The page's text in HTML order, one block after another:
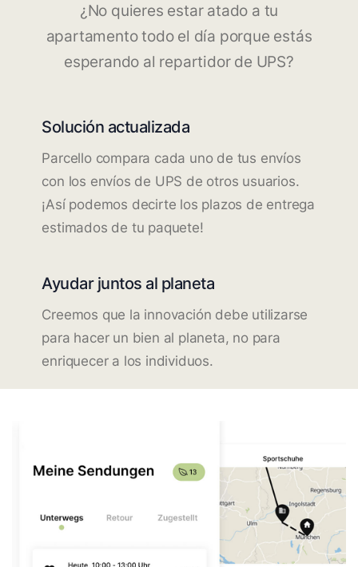
¿No quieres estar atado a tu
apartamento todo el día porque estás
esperando al repartidor de UPS?
Solución actualizada
Parcello compara cada uno de tus envíos
con los envíos de UPS de otros usuarios.
¡Así podemos decirte los plazos de entrega
estimados de tu paquete!
Ayudar juntos al planeta
Creemos que la innovación debe utilizarse
para hacer un bien al planeta, no para
enriquecer a los individuos.